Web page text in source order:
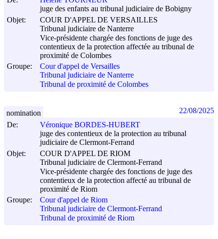
juge des enfants au tribunal judiciaire de Bobigny
Objet:
COUR D'APPEL DE VERSAILLES
Tribunal judiciaire de Nanterre
Vice-présidente chargée des fonctions de juge des
contentieux de la protection affectée au tribunal de
proximité de Colombes
Groupe:
Cour d'appel de Versailles
Tribunal judiciaire de Nanterre
Tribunal de proximité de Colombes
De:
Véronique BORDES-HUBERT
juge des contentieux de la protection au tribunal
judiciaire de Clermont-Ferrand
Objet:
COUR D'APPEL DE RIOM
Tribunal judiciaire de Clermont-Ferrand
Vice-présidente chargée des fonctions de juge des
contentieux de la protection affecté au tribunal de
proximité de Riom
Groupe:
Cour d'appel de Riom
Tribunal judiciaire de Clermont-Ferrand
Tribunal de proximité de Riom
nomination 22/08/2025